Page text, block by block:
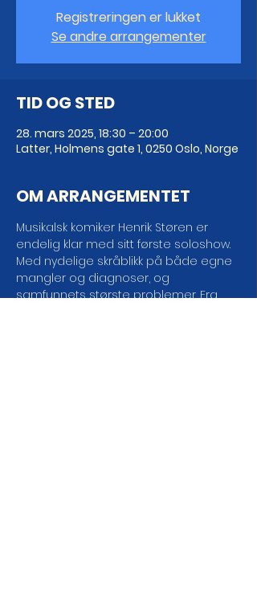
Registreringen er lukket
Se andre arrangementer
TID OG STED
28. mars 2025, 18:30 – 20:00
Latter, Holmens gate 1, 0250 Oslo, Norge
OM ARRANGEMENTET
Musikalsk komiker Henrik Støren er
endelig klar med sitt første soloshow.
Med nydelige skråblikk på både egne
mangler og diagnoser, og
samfunnets største problemer. Fra